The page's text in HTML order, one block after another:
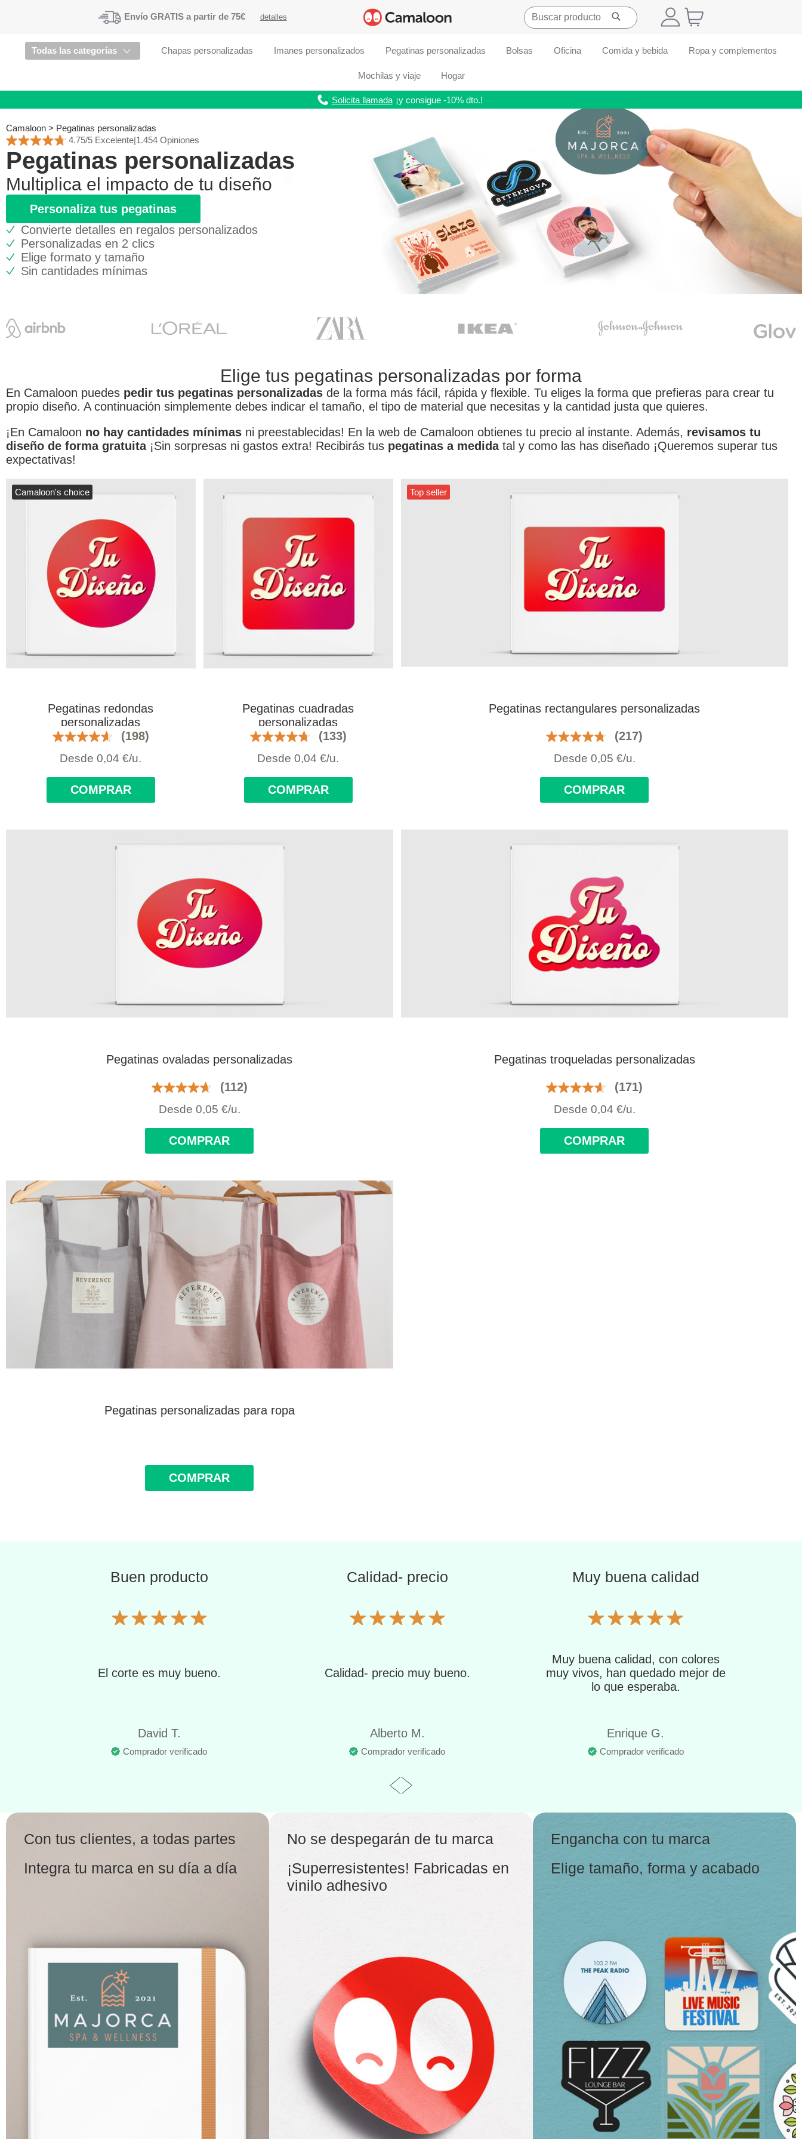
Envío GRATIS a partir de 75€ detalles
Todas las categorías Chapas personalizadas Imanes personalizados Pegatinas personalizadas Bolsas Oficina Comida y bebida Ropa y complementos
Mochilas y viaje Hogar
Solicita llamada ¡y consigue -10% dto.!
Camaloon > Pegatinas personalizadas
4.75/5 Excelente|1.454 Opiniones
Pegatinas personalizadas
Multiplica el impacto de tu diseño
Personaliza tus pegatinas
Convierte detalles en regalos personalizados
Personalizadas en 2 clics
Elige formato y tamaño
Sin cantidades mínimas
Elige tus pegatinas personalizadas por forma
En Camaloon puedes pedir tus pegatinas personalizadas de la forma más fácil, rápida y flexible. Tu eliges la forma que prefieras para crear tu
propio diseño. A continuación simplemente debes indicar el tamaño, el tipo de material que necesitas y la cantidad justa que quieres.
¡En Camaloon no hay cantidades mínimas ni preestablecidas! En la web de Camaloon obtienes tu precio al instante. Además, revisamos tu
diseño de forma gratuita ¡Sin sorpresas ni gastos extra! Recibirás tus pegatinas a medidatal y como las has diseñado ¡Queremos superar tus
expectativas!
Camaloon's choice
Pegatinas redondas
personalizadas
(198)
Desde0,04 €/u.
COMPRAR
Pegatinas cuadradas
personalizadas
(133)
Desde0,04 €/u.
COMPRAR
Top seller
Pegatinas rectangulares personalizadas
(217)
Desde 0,05 €/u.
COMPRAR
Pegatinas ovaladas personalizadas
(112)
Desde 0,05 €/u.
COMPRAR
Pegatinas troqueladas personalizadas
(171)
Desde 0,04 €/u.
COMPRAR
Pegatinas personalizadas para ropa
COMPRAR
Buen producto
El corte es muy bueno.
David T.
Comprador verificado
Calidad- precio
Calidad- precio muy bueno.
Alberto M.
Comprador verificado
Muy buena calidad
Muy buena calidad, con colores
muy vivos, han quedado mejor de
lo que esperaba.
Enrique G.
Comprador verificado
Con tus clientes, a todas partes
Integra tu marca en su día a día
No se despegarán de tu marca
¡Superresistentes! Fabricadas en
vinilo adhesivo
Engancha con tu marca
Elige tamaño, forma y acabado